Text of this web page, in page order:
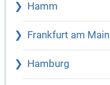
Hamm
Frankfurt am Main
Hamburg